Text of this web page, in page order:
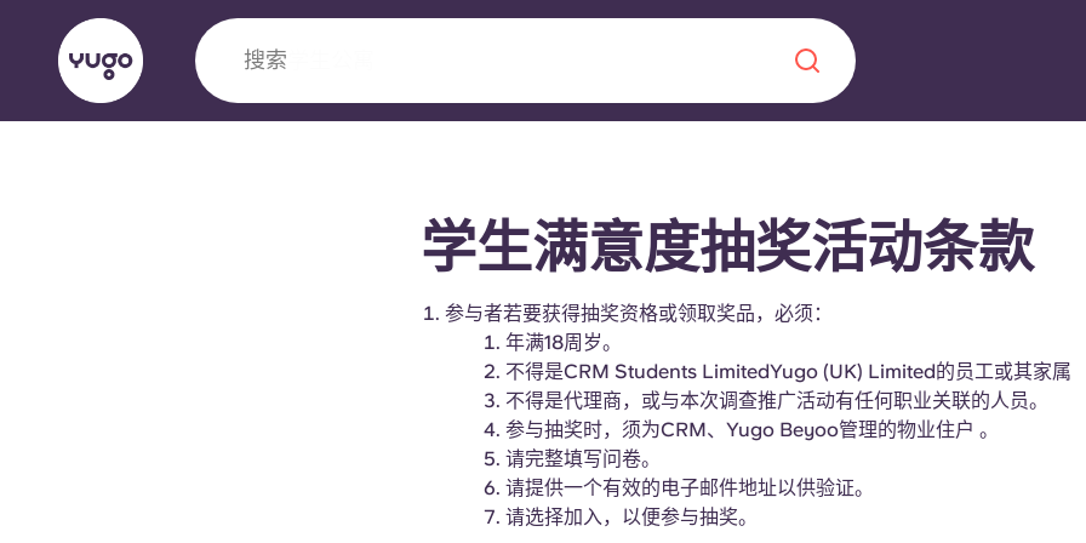
搜索
Yugo VCARB：引领公寓新时代
Yugo与VCARB的开创性合作，激发创新精神，点燃雄心壮志，缔造难
关于我们
常见问题解答
学生满意度抽奖活动条款
参与者若要获得抽奖资格或领取奖品，必须：
年满18周岁。
不得是CRM Students LimitedYugo (UK) Limited的员工或其家属
不得是代理商，或与本次调查推广活动有任何职业关联的人员。
参与抽奖时，须为CRM、Yugo Beyoo管理的物业住户 。
请完整填写问卷。
请提供一个有效的电子邮件地址以供验证。
请选择加入，以便参与抽奖。